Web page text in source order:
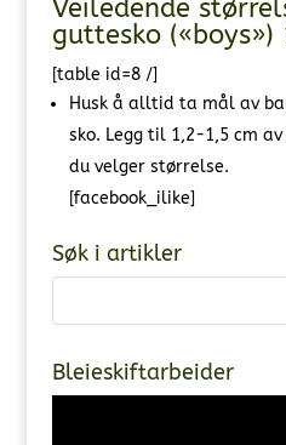
Veiledende
guttesko («boys»)
[table id=8 /]
Husk å alltid ta mål av
sko. Legg til 1,2-1,5 cm
du velger størrelse.
[facebook_ilike]
Søk i artikler
Bleieskiftarbeider